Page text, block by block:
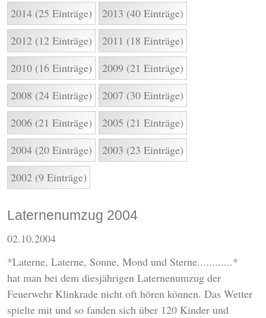
2014 (25 Einträge)
2013 (40 Einträge)
2012 (12 Einträge)
2011 (18 Einträge)
2010 (16 Einträge)
2009 (21 Einträge)
2008 (24 Einträge)
2007 (30 Einträge)
2006 (21 Einträge)
2005 (21 Einträge)
2004 (20 Einträge)
2003 (23 Einträge)
2002 (9 Einträge)
Laternenumzug 2004
02.10.2004
*Laterne, Laterne, Sonne, Mond und Sterne............*
hat man bei dem diesjährigen Laternenumzug der
Feuerwehr Klinkrade nicht oft hören können. Das Wetter
spielte mit und so fanden sich über 120 Kinder und